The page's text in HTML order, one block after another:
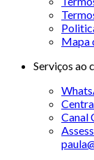
Mapa
Serviços ao
Canal